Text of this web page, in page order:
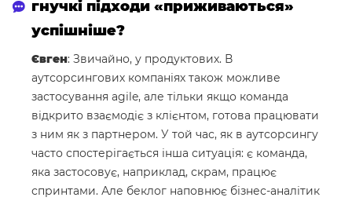
гнучкі підходи «приживаються»
успішніше?
Євген: Звичайно, у продуктових. В
аутсорсингових компаніях також можливе
застосування agile, але тільки якщо команда
відкрито взаємодіє з клієнтом, готова працювати
з ним як з партнером. У той час, як в аутсорсингу
часто спостерігається інша ситуація: є команда,
яка застосовує, наприклад, скрам, працює
спринтами. Але беклог наповнює бізнес-аналітик